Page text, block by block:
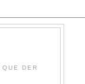
DER